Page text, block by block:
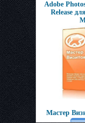
Adobe
Release
Мастер